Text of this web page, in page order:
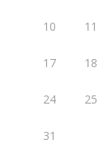
10 11
17 18
24 25
31